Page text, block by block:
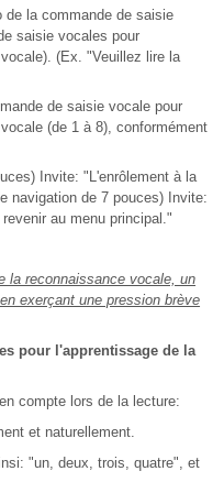
de la commande de saisie
saisie vocales pour
(Ex. "Veuillez lire la
de saisie vocale pour
(de 1 à 8), conformément
Invite: "L'enrôlement à la
navigation de 7 pouces) Invite:
au menu principal."
la reconnaissance vocale, un
exerçant une pression brève
pour l'apprentissage de la
compte lors de la lecture:
et naturellement.
"un, deux, trois, quatre", et